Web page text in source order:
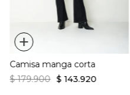
irreversible. BLANQUEADO:
retorcer ni exprimir. SECADO:
Lavar a mano. Temperatura
+
Camisa manga corta
$ 179.900 $ 143.920